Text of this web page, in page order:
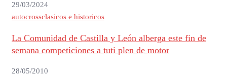
29/03/2024
autocrossclasicos e historicos
La Comunidad de Castilla y León alberga este fin de
semana competiciones a tuti plen de motor
28/05/2010